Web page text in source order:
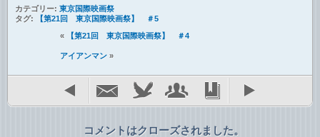
カテゴリー: 東京国際映画祭
タグ:
【第21回 東京国際映画祭】 ＃5
«
【第21回 東京国際映画祭】 ＃4
アイアンマン »
コメントはクローズされました。